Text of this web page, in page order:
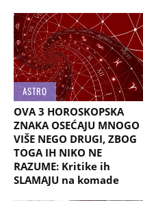
ASTRO
OVA 3 HOROSKOPSKA
ZNAKA OSEĆAJU MNOGO
VIŠE NEGO DRUGI, ZBOG
TOGA IH NIKO NE
RAZUME: Kritike ih
SLAMAJU na komade